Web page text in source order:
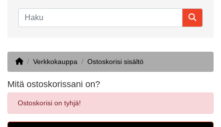
HomeVerkkokauppa Ostoskorisi sisältö
Mitä ostoskorissani on?
Ostoskorisi on tyhjä!